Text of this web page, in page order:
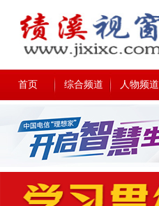
首页 综合频道 人物频道